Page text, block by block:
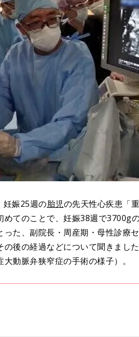
妊娠25週の胎児の先天性心疾患「
てのことで、妊娠38週で3700g
った、副院長・周産期・母性診療
後の経過などについて聞きまし
動脈弁狭窄症の手術の様子）。